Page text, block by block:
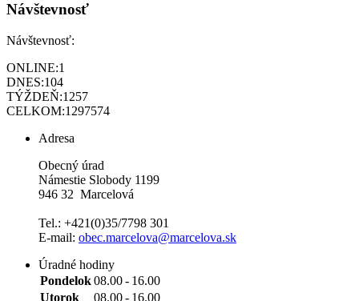
Návštevnosť
Návštevnosť:
ONLINE:1
DNES:104
TÝŽDEŇ:1257
CELKOM:1297574
Adresa
Obecný úrad
Námestie Slobody 1199
946 32 Marcelová
Tel.: +421(0)35/7798 301
E-mail: obec.marcelova@marcelova.sk
Úradné hodiny
Pondelok08.00- 16.00
Utorok
08.00- 16.00